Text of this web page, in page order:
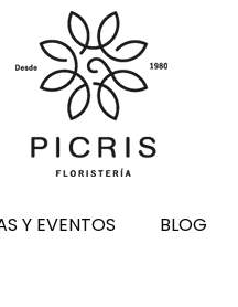
Y EVENTOS BLOG